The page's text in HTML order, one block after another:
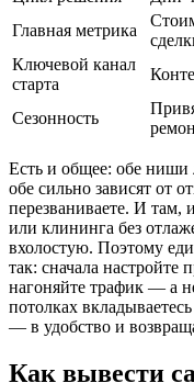
Главная метрика
Ключевой канал
старта
Сезонность
Есть и общее: обе ниши
обе сильно зависят от
перезваниваете. И там,
или клининга без
вхолостую. Поэтому
так: сначала настройте
нагоняйте трафик — а
потолках
— в удобство и
Как вывести